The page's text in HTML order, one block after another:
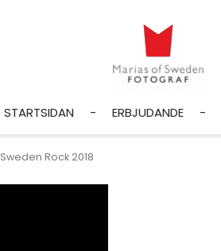
STARTSIDAN ERBJUDANDE
Rock 2018